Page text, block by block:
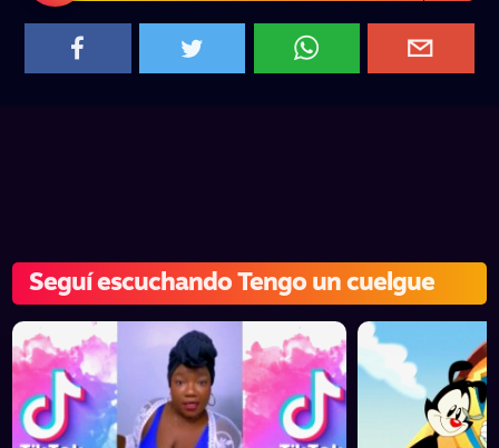
Seguí escuchando Tengo un cuelgue